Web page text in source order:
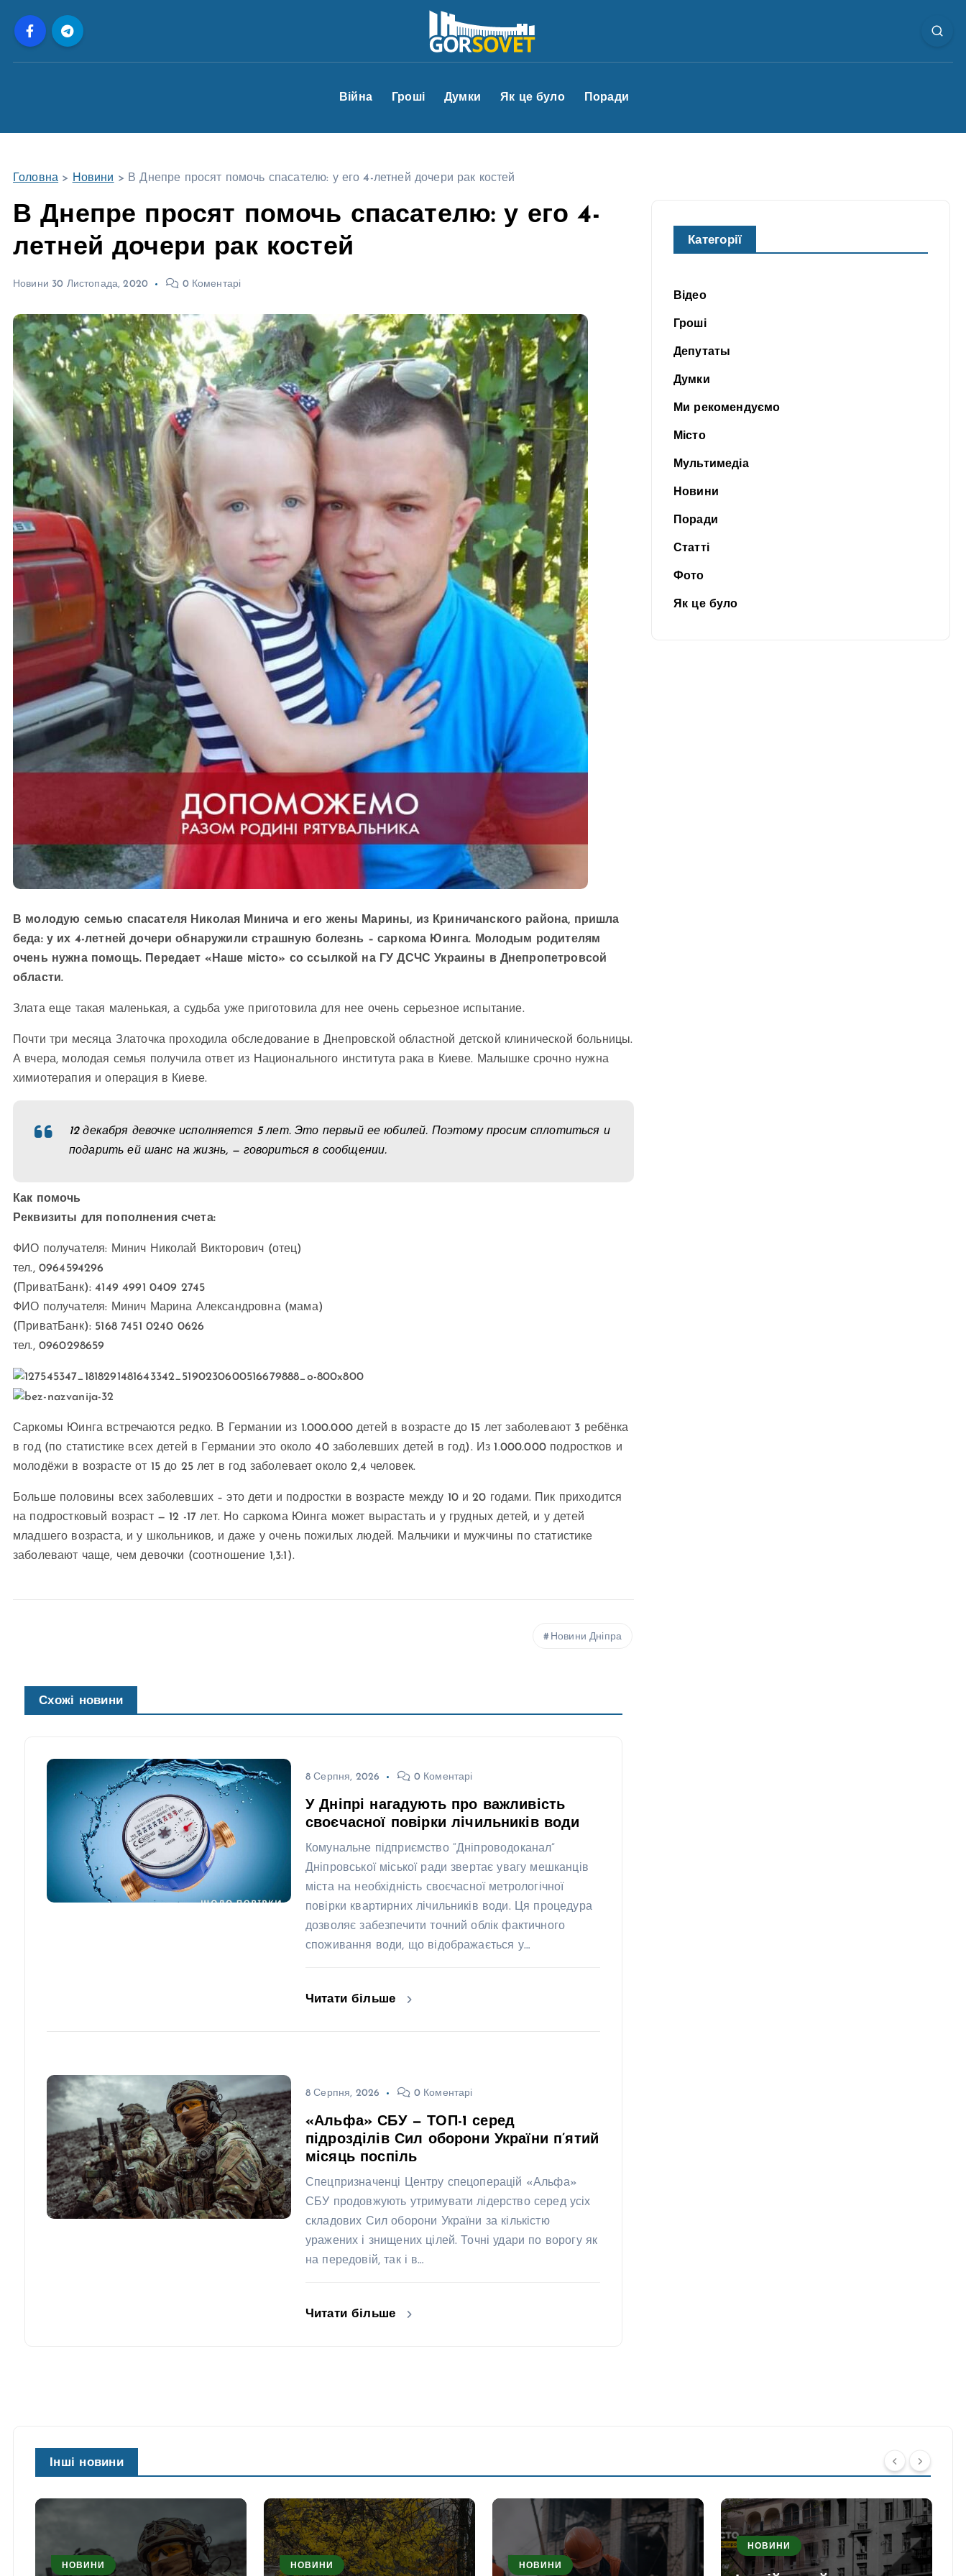
Війна Гроші Думки Як це було Поради
Головна > Новини > В Днепре просят помочь спасателю: у его 4-летней дочери рак костей
В Днепре просят помочь спасателю: у его 4-
летней дочери рак костей
Новини 30 Листопада, 2020 0 Коментарі
В молодую семью спасателя Николая Минича и его жены Марины, из Криничанского района, пришла
беда: у их 4-летней дочери обнаружили страшную болезнь – саркома Юинга. Молодым родителям
очень нужна помощь. Передает «Наше місто» со ссылкой на ГУ ДСЧС Украины в Днепропетровсой
области.
Злата еще такая маленькая, а судьба уже приготовила для нее очень серьезное испытание.
Почти три месяца Златочка проходила обследование в Днепровской областной детской клинической больницы.
А вчера, молодая семья получила ответ из Национального института рака в Киеве. Малышке срочно нужна
химиотерапия и операция в Киеве.
12 декабря девочке исполняется 5 лет. Это первый ее юбилей. Поэтому просим сплотиться и
подарить ей шанс на жизнь, — говориться в сообщении.
Как помочь
Реквизиты для пополнения счета:
ФИО получателя: Минич Николай Викторович (отец)
тел., 0964594296
(ПриватБанк): 4149 4991 0409 2745
ФИО получателя: Минич Марина Александровна (мама)
(ПриватБанк): 5168 7451 0240 0626
тел., 0960298659
Саркомы Юинга встречаются редко. В Германии из 1.000.000 детей в возрасте до 15 лет заболевают 3 ребёнка
в год (по статистике всех детей в Германии это около 40 заболевших детей в год). Из 1.000.000 подростков и
молодёжи в возрасте от 15 до 25 лет в год заболевает около 2,4 человек.
Больше половины всех заболевших – это дети и подростки в возрасте между 10 и 20 годами. Пик приходится
на подростковый возраст — 12 -17 лет. Но саркома Юинга может вырастать и у грудных детей, и у детей
младшего возраста, и у школьников, и даже у очень пожилых людей. Мальчики и мужчины по статистике
заболевают чаще, чем девочки (соотношение 1,3:1).
Новини Дніпра
Схожі новини
8 Серпня, 2026 0 Коментарі
У Дніпрі нагадують про важливість
своєчасної повірки лічильників води
Комунальне підприємство “Дніпроводоканал”
Дніпровської міської ради звертає увагу мешканців
міста на необхідність своєчасної метрологічної
повірки квартирних лічильників води. Ця процедура
дозволяє забезпечити точний облік фактичного
споживання води, що відображається у…
Читати більше
8 Серпня, 2026 0 Коментарі
«Альфа» СБУ — ТОП-1 серед
підрозділів Сил оборони України п’ятий
місяць поспіль
Спецпризначенці Центру спецоперацій «Альфа»
СБУ продовжують утримувати лідерство серед усіх
складових Сил оборони України за кількістю
уражених і знищених цілей. Точні удари по ворогу як
на передовій, так і в…
Читати більше
Категорії
Відео
Гроші
Депутаты
Думки
Ми рекомендуємо
Місто
Мультимедіа
Новини
Поради
Статті
Фото
Як це було
Інші новини
НОВИНИ НОВИНИ НОВИНИ
НОВИНИ